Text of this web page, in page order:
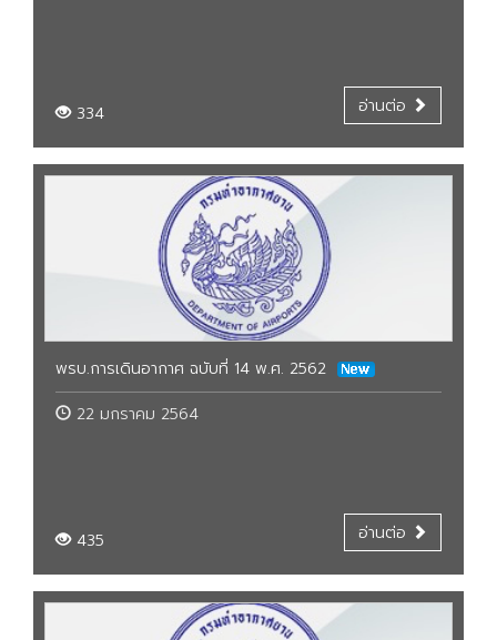
334 อ่านต่อ
พรบ.การเดินอากาศ ฉบับที่ 14 พ.ศ. 2562
22 มกราคม 2564
435 อ่านต่อ